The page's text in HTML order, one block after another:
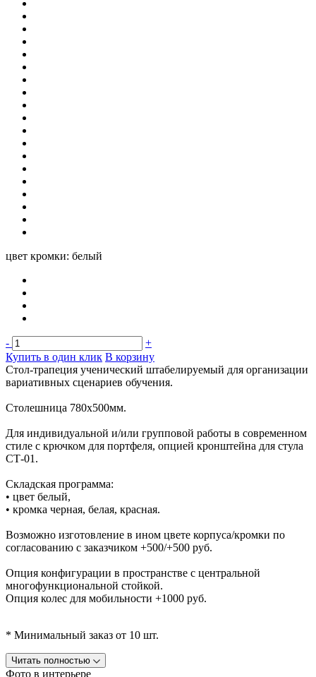
цвет кромки: белый
-
+
Купить в один клик В корзину
Стол-трапеция ученический штабелируемый для организации
вариативных сценариев обучения.
Столешница 780х500мм.
Для индивидуальной и/или групповой работы в современном
стиле с крючком для портфеля, опцией кронштейна для стула
СТ-01.
Складская программа:
• цвет белый,
• кромка черная, белая, красная.
Возможно изготовление в ином цвете корпуса/кромки по
согласованию с заказчиком +500/+500 руб.
Опция конфигурации в пространстве с центральной
многофункциональной стойкой.
Опция колес для мобильности +1000 руб.
* Минимальный заказ от 10 шт.
Читать полностью
Фото в интерьере